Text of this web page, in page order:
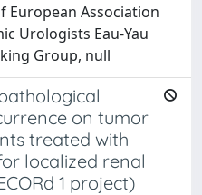
European Association
Urologists Eau-Yau
Group, null
on tumor
treated with
localized renal
1 project)